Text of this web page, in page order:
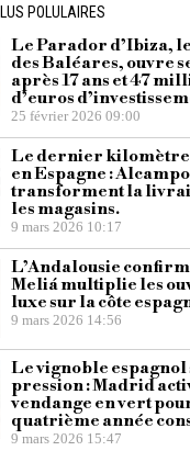
POLULAIRES
Le Parador d’Ibiza,
des Baléares, ouvre
après 17 ans et 47
d’euros
25 février 2026 09:00
Le dernier kilomètre
en Espagne :
transforment la
les magasins.
9 mars 2026 10:17
L’Andalousie
Meliá multiplie les
luxe sur la côte
9 mars 2026 14:56
Le vignoble espagnol
pression : Madrid
vendange en vert
quatrième année
9 mars 2026 15:47